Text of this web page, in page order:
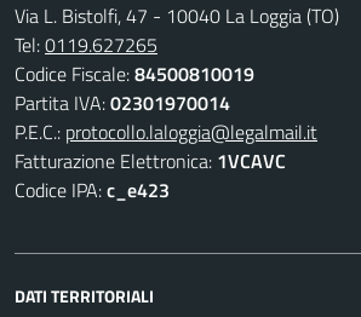
Via L. Bistolfi, 47 - 10040 La Loggia (TO)
Tel:0119.627265
Codice Fiscale:84500810019
Partita IVA:02301970014
P.E.C.: protocollo.laloggia@legalmail.it
Fatturazione Elettronica: 1VCAVC
Codice IPA:c_e423
DATI TERRITORIALI